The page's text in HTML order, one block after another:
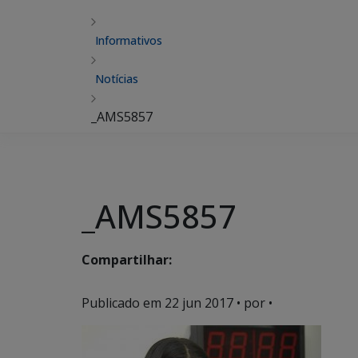
Informativos
Notícias
_AMS5857
_AMS5857
Compartilhar:
Publicado em 22 jun 2017 • por •